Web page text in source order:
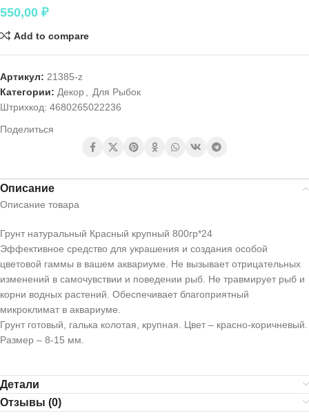
550,00 ₽
Add to compare
Артикул: 21385-z
Категории: Декор
Для Рыбок
Штрихкод: 4680265022236
Поделиться
Описание
Описание товара
Грунт натуральный Красный крупный 800гр*24
Эффективное средство для украшения и создания особой
цветовой гаммы в вашем аквариуме. Не вызывает отрицательных
изменений в самочувствии и поведении рыб. Не травмирует рыб и
корни водных растений. Обеспечивает благоприятный
микроклимат в аквариуме.
Грунт готовый, галька колотая, крупная. Цвет – красно-коричневый.
Размер – 8-15 мм.
Детали
Отзывы (0)